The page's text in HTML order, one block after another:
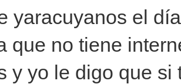
yaracuyanos el
que no tiene
y yo le digo que